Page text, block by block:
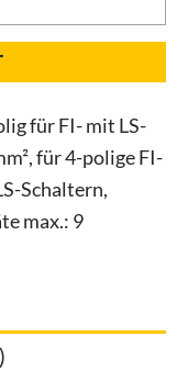
für FI- mit LS-
für 4-polige FI-
Schaltern,
max.: 9